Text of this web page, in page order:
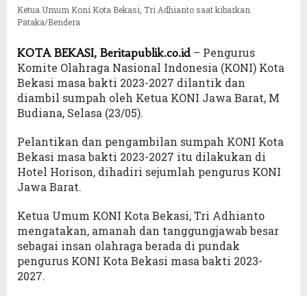
Ketua Umum Koni Kota Bekasi, Tri Adhianto saat kibarkan
Pataka/Bendera
KOTA BEKASI, Beritapublik.co.id– Pengurus
Komite Olahraga Nasional Indonesia (KONI) Kota
Bekasi masa bakti 2023-2027 dilantik dan
diambil sumpah oleh Ketua KONI Jawa Barat, M
Budiana, Selasa (23/05).
Pelantikan dan pengambilan sumpah KONI Kota
Bekasi masa bakti 2023-2027 itu dilakukan di
Hotel Horison, dihadiri sejumlah pengurus KONI
Jawa Barat.
Ketua Umum KONI Kota Bekasi, Tri Adhianto
mengatakan, amanah dan tanggungjawab besar
sebagai insan olahraga berada di pundak
pengurus KONI Kota Bekasi masa bakti 2023-
2027.